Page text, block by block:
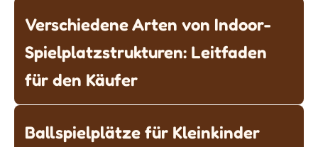
Verschiedene Arten von Indoor-
Spielplatzstrukturen: Leitfaden
für den Käufer
Ballspielplätze für Kleinkinder